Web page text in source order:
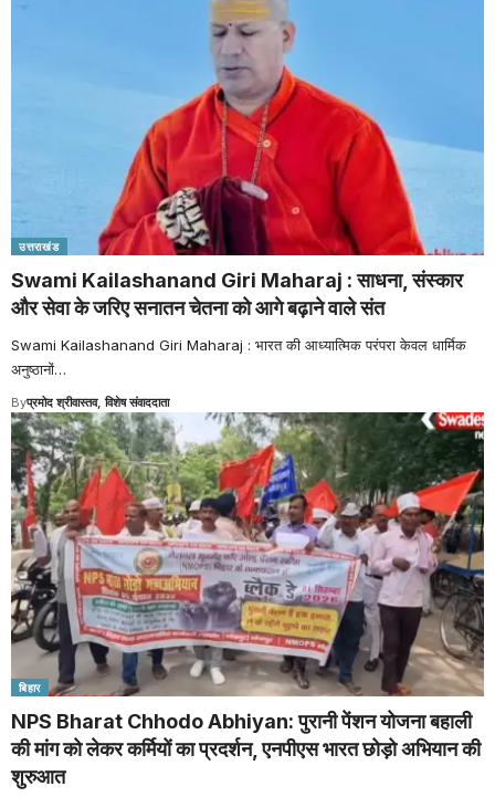
उत्तराखंड
Swami Kailashanand Giri Maharaj : साधना, संस्कार
और सेवा के जरिए सनातन चेतना को आगे बढ़ाने वाले संत
Swami Kailashanand Giri Maharaj : भारत की आध्यात्मिक परंपरा केवल धार्मिक
अनुष्ठानों…
Byप्रमोद श्रीवास्तव, विशेष संवाददाता
बिहार
NPS Bharat Chhodo Abhiyan: पुरानी पेंशन योजना बहाली
की मांग को लेकर कर्मियों का प्रदर्शन, एनपीएस भारत छोड़ो अभियान की
शुरुआत